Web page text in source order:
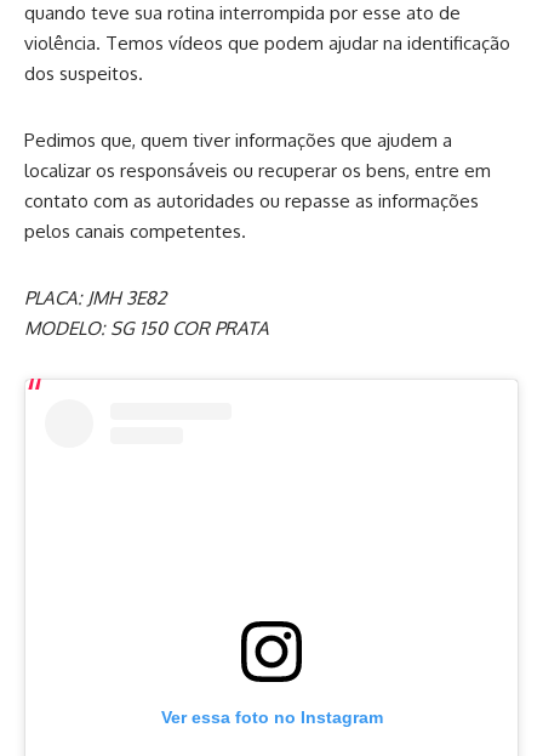
quando teve sua rotina interrompida por esse ato de
violência. Temos vídeos que podem ajudar na identificação
dos suspeitos.
Pedimos que, quem tiver informações que ajudem a
localizar os responsáveis ou recuperar os bens, entre em
contato com as autoridades ou repasse as informações
pelos canais competentes.
PLACA: JMH 3E82
MODELO: SG 150 COR PRATA
Ver essa foto no Instagram